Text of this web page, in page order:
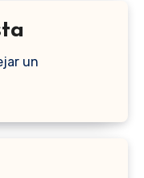
un